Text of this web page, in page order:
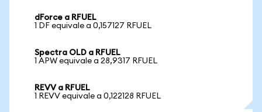
dForce a RFUEL
1 DF equivale a 0,157127 RFUEL
Spectra OLD a RFUEL
1 APW equivale a 28,9317 RFUEL
REVV a RFUEL
1 REVV equivale a 0,122128 RFUEL